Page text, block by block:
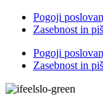
Pogoji
Zasebnost in
Pogoji
Zasebnost in